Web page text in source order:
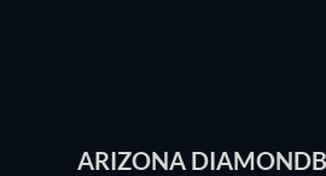
ARIZONA